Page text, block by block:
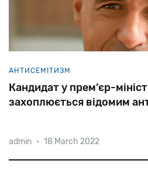
АНТИСЕМІТИЗМ
Кандидат у прем’єр-
захоплюється відомим
Почесний президент
заявив, що фашист і
admin • 18 March 2022